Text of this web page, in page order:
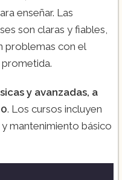
enseñar. Las
son claras y fiables,
problemas con el
y avanzadas, a
. Los cursos incluyen
mantenimiento básico